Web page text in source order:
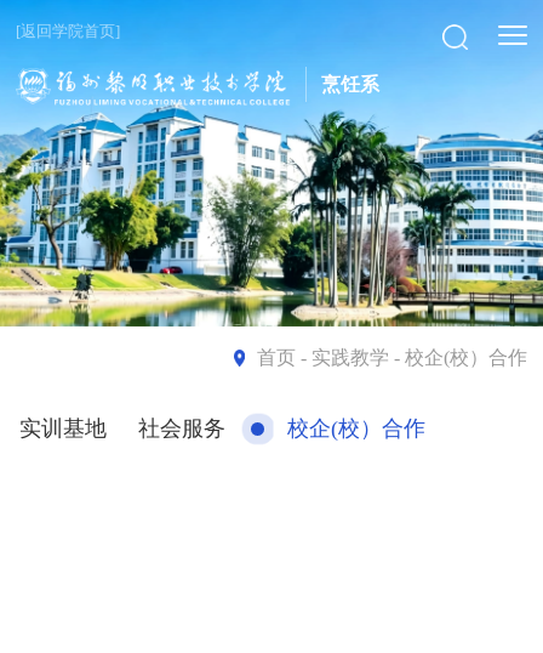
[返回学院首页]
烹饪系
首页- 实践教学 - 校企(校）合作
实训基地 社会服务 校企(校）合作